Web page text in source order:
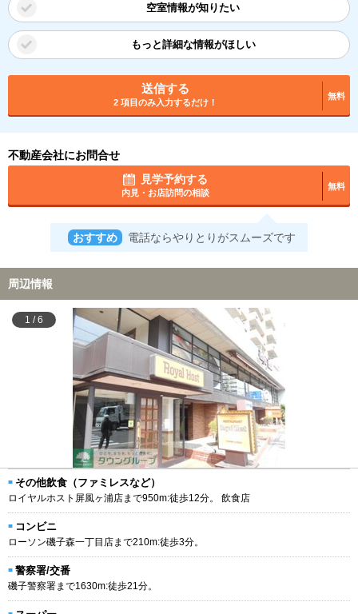
空室情報が知りたい
もっと詳細な情報がほしい
送信する
2 項目のみ入力するだけ！
無料
不動産会社にお問合せ
見学予約する
内見・お店訪問の相談
無料
おすすめ 電話ならやりとりがスムーズです
周辺情報
1 /6
その他飲食（ファミレスなど）
ロイヤルホスト屏風ヶ浦店まで950m:徒歩12分。 飲食店
コンビニ
ローソン磯子森一丁目店まで210m:徒歩3分。
警察署/交番
磯子警察署まで1630m:徒歩21分。